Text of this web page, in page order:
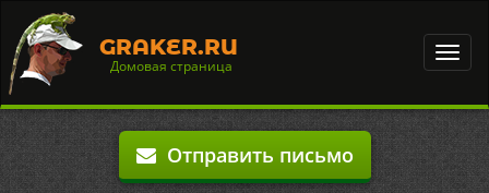
GRAKER.RU
Домовая страница
Отправить письмо